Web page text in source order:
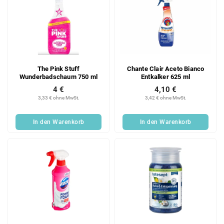
The Pink Stuff
Wunderbadschaum 750 ml
3,33 € ohne MwSt.
4 €
In den Warenkorb
Chante Clair Aceto Bianco
Entkalker 625 ml
3,42 € ohne MwSt.
4,10 €
In den Warenkorb